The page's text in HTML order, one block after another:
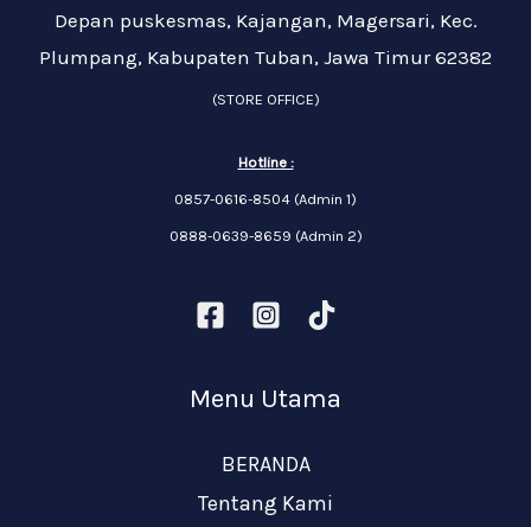
Depan puskesmas, Kajangan, Magersari, Kec.
Plumpang, Kabupaten Tuban, Jawa Timur 62382
(STORE OFFICE)
Hotline :
0857-0616-8504 (Admin 1)
0888-0639-8659 (Admin 2)
Menu Utama
BERANDA
Tentang Kami